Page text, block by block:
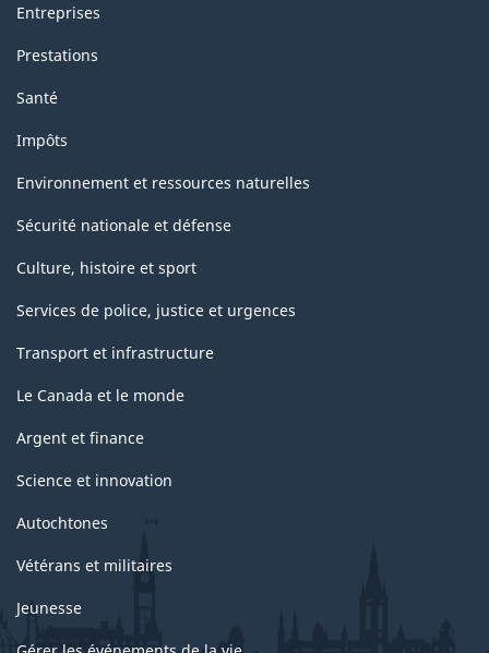
Entreprises
Prestations
Santé
Impôts
Environnement et ressources naturelles
Sécurité nationale et défense
Culture, histoire et sport
Services de police, justice et urgences
Transport et infrastructure
Le Canada et le monde
Argent et finance
Science et innovation
Autochtones
Vétérans et militaires
Jeunesse